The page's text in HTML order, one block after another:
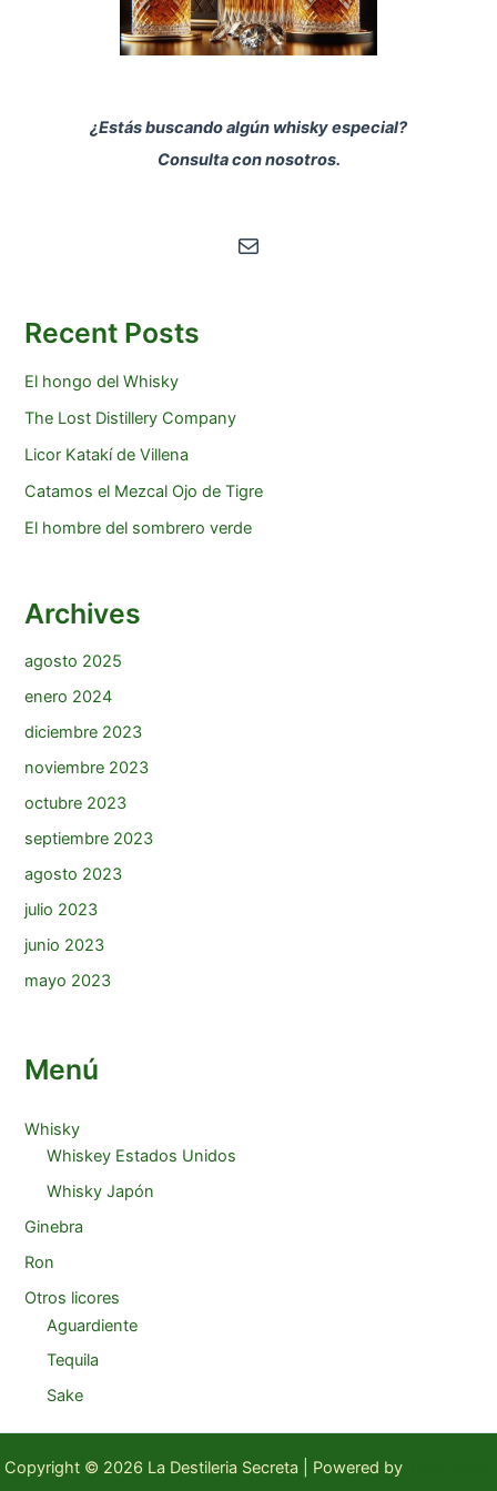
¿Estás buscando algún whisky especial?
Consulta con nosotros.
Correo electrónico
Recent Posts
El hongo del Whisky
The Lost Distillery Company
Licor Katakí de Villena
Catamos el Mezcal Ojo de Tigre
El hombre del sombrero verde
Archives
agosto 2025
enero 2024
diciembre 2023
noviembre 2023
octubre 2023
septiembre 2023
agosto 2023
julio 2023
junio 2023
mayo 2023
Menú
Whisky
Whiskey Estados Unidos
Whisky Japón
Ginebra
Ron
Otros licores
Aguardiente
Tequila
Sake
Copyright © 2026 La Destileria Secreta | Powered by